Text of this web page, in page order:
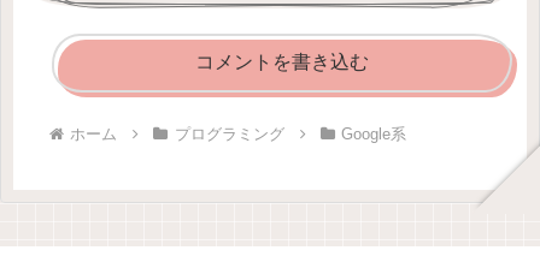
コメントを書き込む
ホーム プログラミング Google系